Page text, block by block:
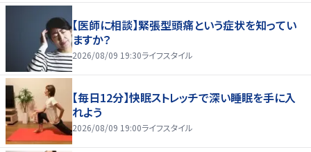
【医師に相談】緊張型頭痛という症状を知ってい
ますか？
2026/08/09 19:30ライフスタイル
【毎日12分】快眠ストレッチで深い睡眠を手に入
れよう
2026/08/09 19:00ライフスタイル